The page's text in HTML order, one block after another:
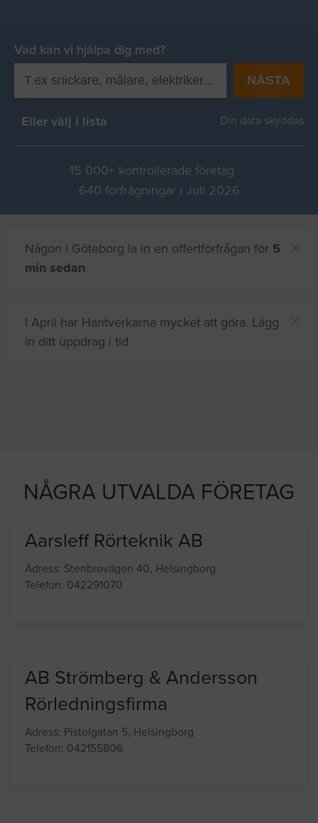
Vad kan vi hjälpa dig med?
NÄSTA
Eller välj i lista Din data skyddas
15 000+ kontrollerade företag
640 förfrågningar i Juli 2026
Någon i Göteborg la in en offertförfrågan för 5
min sedan
I April har Hantverkarna mycket att göra. Lägg
in ditt uppdrag i tid
NÅGRA UTVALDA FÖRETAG
Aarsleff Rörteknik AB
Adress: Stenbrovägen 40, Helsingborg
Telefon: 042291070
AB Strömberg & Andersson
Rörledningsfirma
Adress: Pistolgatan 5, Helsingborg
Telefon: 042155806